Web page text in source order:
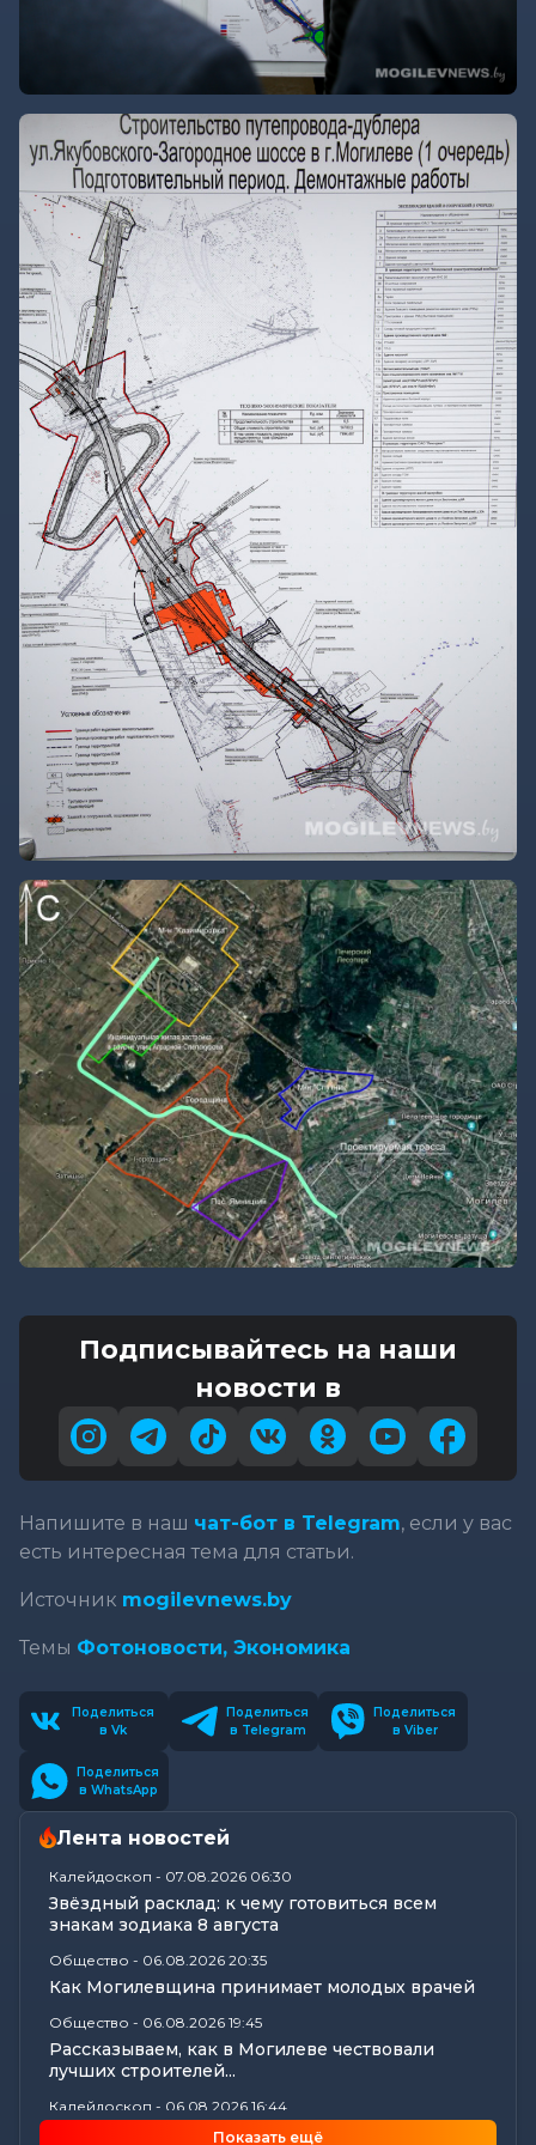
Подписывайтесь на наши
новости в
Напишите в наш чат-бот в Telegram, если у вас
есть интересная тема для статьи.
Источник mogilevnews.by
Темы Фотоновости, Экономика
Поделиться
в Vk
Поделиться
в Telegram
Поделиться
в Viber
Поделиться
в WhatsApp
Лента новостей
Калейдоскоп - 07.08.2026 06:30
Звёздный расклад: к чему готовиться всем
знакам зодиака 8 августа
Общество - 06.08.2026 20:35
Как Могилевщина принимает молодых врачей
Общество - 06.08.2026 19:45
Рассказываем, как в Могилеве чествовали
лучших строителей...
Калейдоскоп - 06.08.2026 16:44
18 вещей в доме, у которых есть скрытый срок
Показать ещё